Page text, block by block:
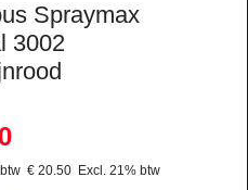
Spraymax
3002
€ 20.50 Excl. 21% btw